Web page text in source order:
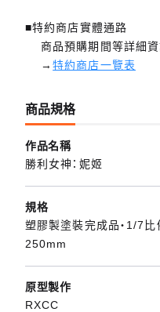
■特約商店實體通路
商品預購期間等詳細資
→特約商店一覽表
商品規格
作品名稱
勝利女神：妮姬
規格
塑膠製塗裝完成品・1/7比
250mm
原型製作
RXCC